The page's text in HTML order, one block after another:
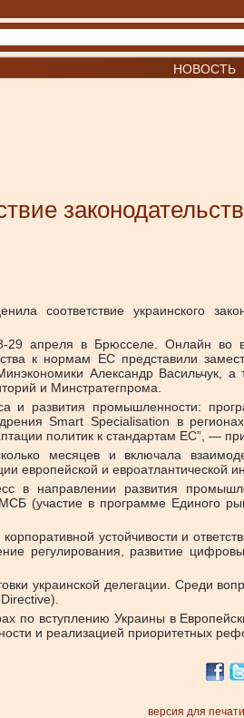
НОВОСТЬ
соответствие украинского
29 апреля в Брюсселе. Онлайн во
к нормам ЕС представили
Александр Васильчук, а
и Минстратегпрома.
и развития промышленности:
Smart Specialisation в
политик к стандартам ЕС”, —
месяцев и включала
европейской и евроатлантической
в направлении развития
(участие в программе Единого
устойчивости и
регулирования, развитие
украинской делегации. Среди
по вступлению Украины в
и реализацией приоритетных
версия для